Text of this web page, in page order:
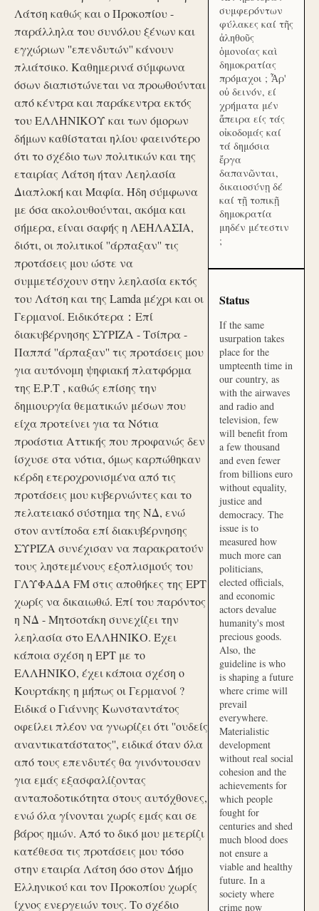
Λάτση καθώς και ο Προκοπίου -
παράλληλα του συνόλου ξένων και
εγχώριων ''επενδυτών'' κάνουν
πλιάτσικο. Καθημερινά σύμφωνα
όσων διαπιστώνεται να προωθούνται
από κέντρα και παράκεντρα εκτός
του ΕΛΛΗΝΙΚΟΥ και των όμορων
δήμων καθίσταται ηλίου φαεινότερο
ότι το σχέδιο των πολιτικών και της
εταιρίας Λάτση ήταν Λεηλασία
Διαπλοκή και Μαφία. Ήδη σύμφωνα
με όσα ακολουθούνται, ακόμα και
σήμερα, είναι σαφής η ΛΕΗΛΑΣΙΑ,
διότι, οι πολιτικοί ''άρπαξαν'' τις
προτάσεις μου ώστε να
συμμετέσχουν στην λεηλασία εκτός
του Λάτση και της Lamda μέχρι και οι
Γερμανοί. Ειδικότερα：Επί
διακυβέρνησης ΣΥΡΙΖΑ - Τσίπρα -
Παππά ''άρπαξαν'' τις προτάσεις μου
για αυτόνομη ψηφιακή πλατφόρμα
της Ε.Ρ.Τ , καθώς επίσης την
δημιουργία θεματικών μέσων που
είχα προτείνει για τα Νότια
προάστια Αττικής που προφανώς δεν
ίσχυσε στα νότια, όμως καρπώθηκαν
κέρδη ετεροχρονισμένα από τις
προτάσεις μου κυβερνώντες και το
πελατειακό σύστημα της ΝΔ, ενώ
στον αντίποδα επί διακυβέρνησης
ΣΥΡΙΖΑ συνέχισαν να παρακρατούν
τους ληστεμένους εξοπλισμούς του
ΓΛΥΦΑΔΑ FM στις αποθήκες της ΕΡΤ
χωρίς να δικαιωθώ. Επί του παρόντος
η ΝΔ - Μητσοτάκη συνεχίζει την
λεηλασία στο ΕΛΛΗΝΙΚΟ. Έχει
κάποια σχέση η ΕΡΤ με το
ΕΛΛΗΝΙΚΟ, έχει κάποια σχέση ο
Κουρτάκης η μήπως οι Γερμανοί ?
Ειδικά ο Γιάννης Κωνσταντάτος
οφείλει πλέον να γνωρίζει ότι ''ουδείς
αναντικατάστατος'', ειδικά όταν όλα
από τους επενδυτές θα γινόντουσαν
για εμάς εξασφαλίζοντας
ανταποδοτικότητα στους αυτόχθονες,
ενώ όλα γίνονται χωρίς εμάς και σε
βάρος ημών. Από το δικό μου μετερίζι
κατέθεσα τις προτάσεις μου τόσο
στην εταιρία Λάτση όσο στον Δήμο
Ελληνικού και τον Προκοπίου χωρίς
ίχνος ενεργειών τους. Το σχέδιο
συμφερόντων
φύλακες καί τῆς
ἀληθοῦς
ὁμονοίας καὶ
δημοκρατίας
πρόμαχοι ; Ἆρ'
οὐ δεινόν, εί
χρήματα μέν
ἄπειρα είς τάς
οἰκοδομάς καί
τά δημόσια
ἔργα
δαπανῶνται,
δικαιοσύνῃ δέ
καί τῇ τοπικῇ
δημοκρατία
μηδέν μέτεστιν
;
Status
If the same
usurpation takes
place for the
umpteenth time in
our country, as
with the airwaves
and radio and
television, few
will benefit from
a few thousand
and even fewer
from billions euro
without equality,
justice and
democracy. The
issue is to
measured how
much more can
politicians,
elected officials,
and economic
actors devalue
humanity's most
precious goods.
Also, the
guideline is who
is shaping a future
where crime will
prevail
everywhere.
Materialistic
development
without real social
cohesion and the
achievements for
which people
fought for
centuries and shed
much blood does
not ensure a
viable and healthy
future. In a
society where
crime now